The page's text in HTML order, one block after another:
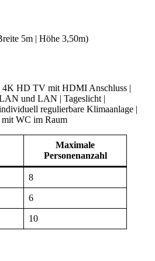
5m | Höhe 3,50m)
4K HD TV mit HDMI Anschluss |
und LAN | Tageslicht |
regulierbare Klimaanlage |
mit WC im Raum
Maximale
Personenanzahl
8
6
10